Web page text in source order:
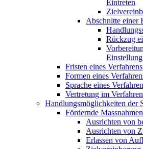
Eintreten
Abschnitte einer
Rückzug
Einstellung
Fristen eines Verfahrens
Formen eines
Sprache eines
Vertretung im Verfahren
Handlungsmöglichkeiten der
Fördernde Massnahmen
Ausrichten von
Ausrichten von
Erlassen von